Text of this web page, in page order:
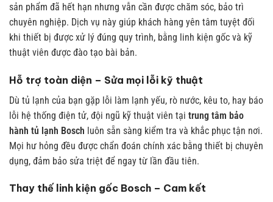
sản phẩm đã hết hạn nhưng vẫn cần được chăm sóc, bảo trì
chuyên nghiệp. Dịch vụ này giúp khách hàng yên tâm tuyệt đối
khi thiết bị được xử lý đúng quy trình, bằng linh kiện gốc và kỹ
thuật viên được đào tạo bài bản.
Hỗ trợ toàn diện – Sửa mọi lỗi kỹ thuật
Dù tủ lạnh của bạn gặp lỗi làm lạnh yếu, rò nước, kêu to, hay báo
lỗi hệ thống điện tử, đội ngũ kỹ thuật viên tại trung tâm bảo
hành tủ lạnh Bosch luôn sẵn sàng kiểm tra và khắc phục tận nơi.
Mọi hư hỏng đều được chẩn đoán chính xác bằng thiết bị chuyên
dụng, đảm bảo sửa triệt để ngay từ lần đầu tiên.
Thay thế linh kiện gốc Bosch – Cam kết